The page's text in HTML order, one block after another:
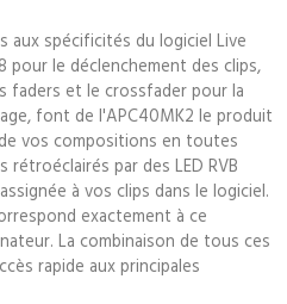
aux spécificités du logiciel Live
pour le déclenchement des clips,
faders et le crossfader pour la
font de l'APC40MK2 le produit
vos compositions en toutes
rétroéclairés par des LED RVB
à vos clips dans le logiciel.
exactement à ce
La combinaison de tous ces
rapide aux principales